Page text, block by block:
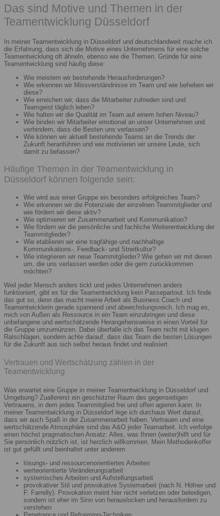
Das sind Motive und Themen in der
Teamentwicklung Düsseldorf
In meiner Teamentwicklung in Düsseldorf und deutschlandweit mache ich
die Erfahrung, dass sich die Motive eines Unternehmens für eine solche
Teamentwicklung oft ähneln, ebenso wie die Themen. Gründe für eine
Teamentwicklung sind häufig diese:
Wie meistern wir bestehende Herausforderungen?
Wie erkennen wir Missverständnisse im Team und wie beheben wir
diese?
Wie erreichen wir, dass die Mitarbeiter zufrieden sind und
Teamgeist täglich leben?
Wie halten wir die Qualität im Team auf einem hohen Niveau?
Wie binden wir Mitarbeiter emotional an unser Unternehmen und
verhindern, dass die Besten uns verlassen?
Wie können wir aktuell bestehende Teams an die Trends der
Zukunft heranführen und wie motivieren wir unsere Leute, sich
damit zu befassen?
Häufige Themen in der Teamentwicklung in
Düsseldorf können folgende sein:
Wie wird aus einer Gruppe ein besonders erfolgreiches Team?
Wie erkennen wir die Potenziale der einzelnen Teammitglieder und
wie fördern wir diese aktiv?
Wie optimieren wir Zusammenarbeit und Kommunikation?
Wie fördern wir die persönliche und fachliche Weiterentwicklung der
Teammitglieder?
Wie etablieren wir eine tragfähige und nachhaltige
Kommunikations-, Feedback- und Streitkultur?
Wie integrieren wir neue Teammitglieder? Wie gehen wir mit denen
um, die uns verlassen werden oder die gern zurückkommen
möchten?
Weil jeder Mensch anders tickt und jedes Unternehmen anders
funktioniert, gibt es für die Teamentwicklung kein Passepartout. Ich finde
das gut so, denn das macht meine Arbeit als Business Coach und
Teamentwicklerin gerade spannend und abwechslungsreich. Ich mag es,
mich von Außen als Ressource in ein Team einzubringen und diese
unbefangene und wertschätzende Herangehensweise in einen Vorteil für
die Gruppe umzumünzen. Dabei überfalle ich das Team nicht mit klugen
Ratschlägen, sondern achte darauf, dass das Team die besten Lösungen
für die Zukunft aus sich selbst heraus findet und realisiert.
Vertrauen und Wertschätzung zählen in der
Teamentwicklung
Was erwartet eine Gruppe in meiner Teamentwicklung in Düsseldorf und
Umgebung? Zuallererst ein geschützter Raum des gegenseitigen
Vertrauens, in dem jedes Teammitglied frei und offen agieren kann. In
meiner Teamentwicklung in Düsseldorf lege ich durchaus Wert darauf,
dass wir auch Spaß in der Zusammenarbeit haben. Vertrauen und eine
wertschätzende Atmosphäre sind das A&O jeder Teamarbeit. Ich verfolge
einen höchst pragmatischen Ansatz: Alles, was Ihnen (weiter)hilft und für
Sie persönlich nützlich ist, ist herzlich willkommen. Mein Methodenkoffer
ist gut gefüllt und beinhaltet unter anderem
lösungs- und ressourcenorientiertes Arbeiten
werteorientierte Veränderungsarbeit
systemisches Arbeiten und Aufstellungsarbeit
provokativer Stil und provokative Systemarbeit (nach N. Höfner und
F. Farrelly). Provokation meint hier nicht verletzen oder beleidigen,
sondern ist eher im Sinn von herauslocken und herausfordern zu
verstehen